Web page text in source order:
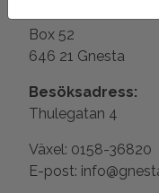
Box 52
646 21 Gnesta
Besöksadress:
Thulegatan 4
Växel: 0158-36820
E-post: